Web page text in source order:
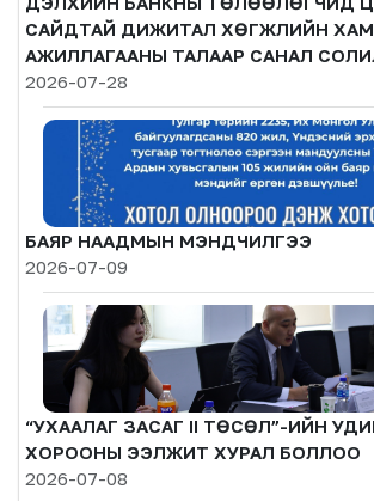
САЙДТАЙ ДИЖИТАЛ ХӨГЖЛИЙН
АЖИЛЛАГААНЫ ТАЛААР САНАЛ
2026-07-28
БАЯР НААДМЫН МЭНДЧИЛГЭЭ
2026-07-09
“УХААЛАГ ЗАСАГ II ТӨСӨЛ”-ИЙН
ХОРООНЫ ЭЭЛЖИТ ХУРАЛ БОЛЛОО
2026-07-08